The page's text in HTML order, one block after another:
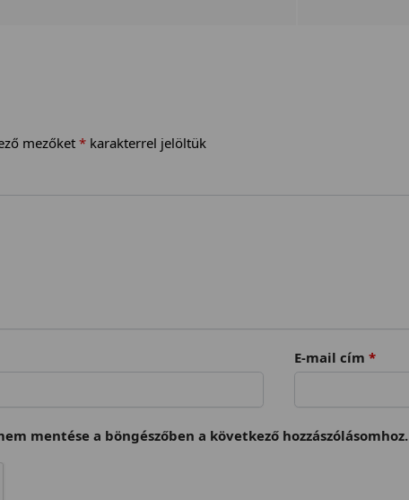
mezőket*karakterrel jelöltük
E-mail cím*
mentése a böngészőben a következő hozzászólásomhoz.